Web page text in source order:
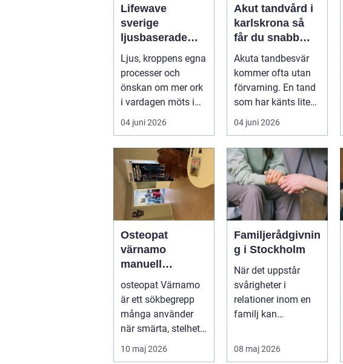
Lifewave
sverige
ljusbaserade
hälsoprodukter i
fokus
Ljus, kroppens egna
processer och
önskan om mer ork
i vardagen möts i
ett växande intresse
för fotot...
04 juni 2026
Akut tandvård i
karlskrona så
får du snabb
hjälp när tanden
krisar
Akuta tandbesvär
kommer ofta utan
förvarning. En tand
som har känts lite
öm kan plötsligt
göra så on...
04 juni 2026
Osteopat
värnamo
manuell
behandling för
minskad smärta
och Ökad
rörlighet
osteopat Värnamo
är ett sökbegrepp
många använder
när smärta, stelhet
eller återkommande
värk börjar...
10 maj 2026
Familjerådgivnin
g i Stockholm
När det uppstår
svårigheter i
relationer inom en
familj kan
08 maj 2026